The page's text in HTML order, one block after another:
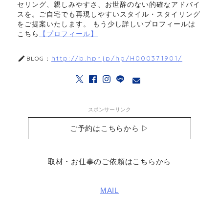
セリング、親しみやすさ、お世辞のない的確なアドバイ
スを。ご自宅でも再現しやすいスタイル・スタイリング
をご提案いたします。 もう少し詳しいプロフィールは
こちら
【プロフィール】
BLOG： http://b.hpr.jp/hp/H000371901/
スポンサーリンク
ご予約はこちらから ▷
取材・お仕事のご依頼はこちらから
MAIL